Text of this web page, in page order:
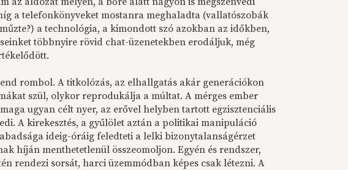
a telefonkönyveket mostanra meghaladta (vallatószobák
a technológia, a kimondott szó azokban az időkben,
többnyire rövid chat-üzenetekben erodáljuk, még
rombol. A titkolózás, az elhallgatás akár generációkon
szül, olykor reprodukálja a múltat. A mérges ember
ugyan célt nyer, az erővel helyben tartott egzisztenciális
A kirekesztés, a gyűlölet aztán a politikai manipuláció
ideig-óráig feledteti a lelki bizonytalanságérzet
híján menthetetlenül összeomoljon. Egyén és rendszer,
rendezi sorsát, harci üzemmódban képes csak létezni. A